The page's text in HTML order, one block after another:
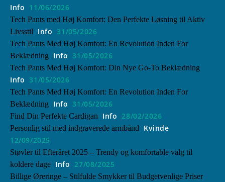
Info 11/06/2026
Tech Pants med Høj Komfort: Den Perfekte Løsning til Aktiv
Livsstil
Info 31/05/2026
Tech Pants Med Høj Komfort: En Revolution Inden For
Beklædning
Info 31/05/2026
Tech Pants Med Høj Komfort: Din Nye Go-To Beklædning
Info 31/05/2026
Tech Pants Med Høj Komfort: En Revolution Inden For
Beklædning
Info 31/05/2026
Find Din Perfekte Cardigan Info 28/02/2026
Personlig stil med indgraverede armbånd
Kvinde
12/09/2025
Støvler til Efteråret 2025 – Trendy og komfortable valg til
koldere dage Info 27/08/2025
Billige Øreringe – Stilfulde Smykker til Budgetvenlige Priser